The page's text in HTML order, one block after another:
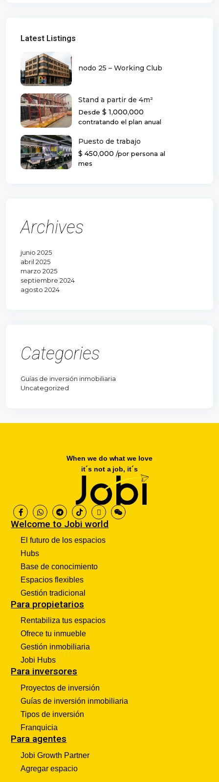
Latest Listings
nodo 25 – Working Club
Stand a partir de 4m²
Desde $ 1,000,000
contratando el plan anual
Puesto de trabajo
$ 450,000 /por persona al
mes
Archives
junio 2025
abril 2025
marzo 2025
septiembre 2024
agosto 2024
Categories
Guías de inversión inmobiliaria
Uncategorized
When we do what we love
it´s not a job, it´s
Welcome to Jobi world
El futuro de los espacios
Hubs
Base de conocimiento
Espacios flexibles
Gestión tradicional
Para propietarios
Rentabiliza tus espacios
Ofrece tu inmueble
Gestión inmobiliaria
Jobi Hubs
Para inversores
Proyectos de inversión
Guías de inversión inmobiliaria
Tipos de inversión
Franquicia
Para agentes
Jobi Growth Partner
Agregar espacio